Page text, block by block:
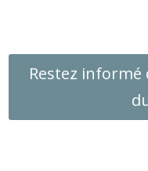
Restez informé